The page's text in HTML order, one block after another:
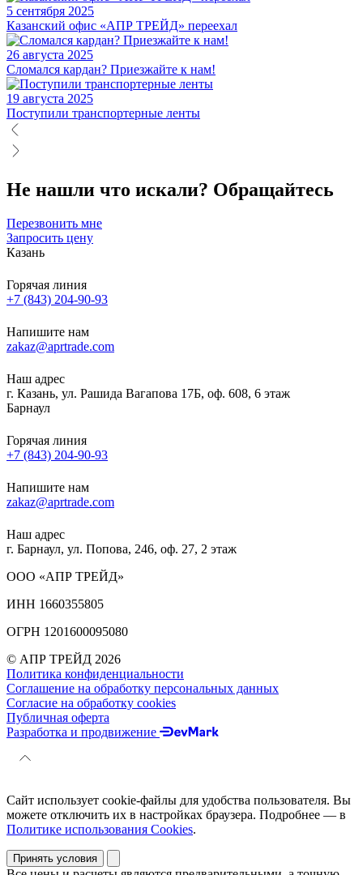
5 сентября 2025
Казанский офис «АПР ТРЕЙД» переехал
26 августа 2025
Сломался кардан? Приезжайте к нам!
19 августа 2025
Поступили транспортерные ленты
Не нашли что искали? Обращайтесь
Перезвонить мне
Запросить цену
Казань
Горячая линия
+7 (843) 204-90-93
Напишите нам
zakaz@aprtrade.com
Наш адрес
г. Казань, ул. Рашида Вагапова 17Б, оф. 608, 6 этаж
Барнаул
Горячая линия
+7 (843) 204-90-93
Напишите нам
zakaz@aprtrade.com
Наш адрес
г. Барнаул, ул. Попова, 246, оф. 27, 2 этаж
ООО «АПР ТРЕЙД»
ИНН 1660355805
ОГРН 1201600095080
© АПР ТРЕЙД 2026
Политика конфиденциальности
Соглашение на обработку персональных данных
Согласие на обработку cookies
Публичная оферта
Разработка и продвижение
Сайт использует cookie-файлы для удобства пользователя. Вы
можете отключить их в настройках браузера. Подробнее — в
Политике использования Cookies.
Принять условия